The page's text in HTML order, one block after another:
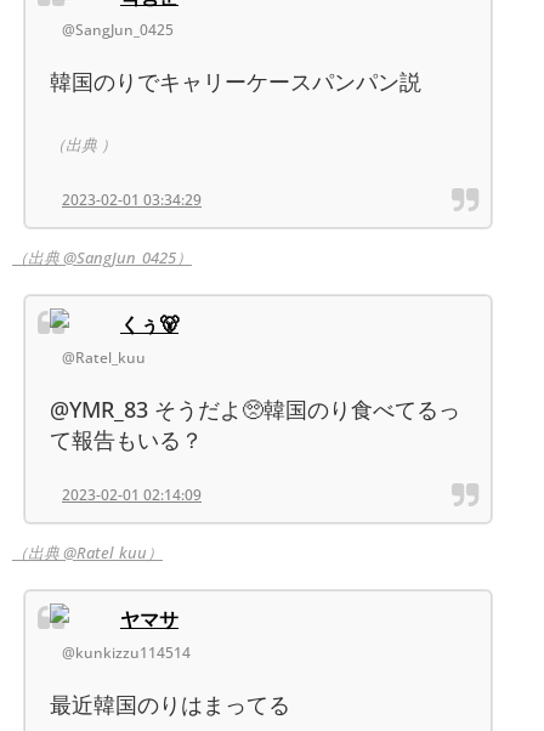
@SangJun_0425
韓国のりでキャリーケースパンパン説
（出典 ）
2023-02-01 03:34:29
（出典 @SangJun_0425）
くぅ🐻
@Ratel_kuu
@YMR_83 そうだよ🥺韓国のり食べてるっ
て報告もいる？
2023-02-01 02:14:09
（出典 @Ratel_kuu）
ヤマサ
@kunkizzu114514
最近韓国のりはまってる